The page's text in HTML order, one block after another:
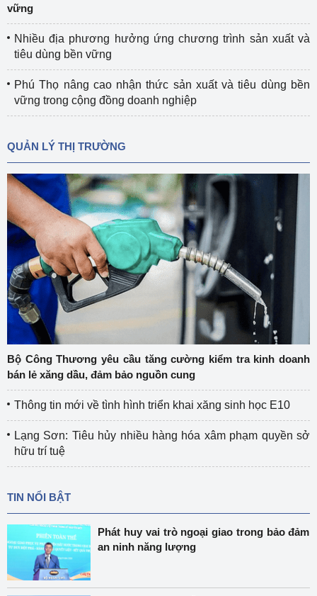
vững
Nhiều địa phương hưởng ứng chương trình sản xuất và
tiêu dùng bền vững
Phú Thọ nâng cao nhận thức sản xuất và tiêu dùng bền
vững trong cộng đồng doanh nghiệp
QUẢN LÝ THỊ TRƯỜNG
Bộ Công Thương yêu cầu tăng cường kiểm tra kinh doanh
bán lẻ xăng dầu, đảm bảo nguồn cung
Thông tin mới về tình hình triển khai xăng sinh học E10
Lạng Sơn: Tiêu hủy nhiều hàng hóa xâm phạm quyền sở
hữu trí tuệ
TIN NỔI BẬT
Phát huy vai trò ngoại giao trong bảo đảm
an ninh năng lượng